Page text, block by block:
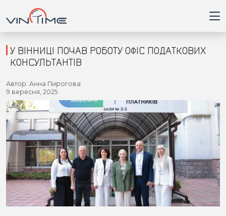
Головна
Війна
Новини
Кримінал
Здоров'я
Приватна думка
У ВІННИЦІ ПОЧАВ РОБОТУ ОФІС ПОДАТКОВИХ
КОНСУЛЬТАНТІВ
Автор: Анна Пирогова
9 вересня, 2025